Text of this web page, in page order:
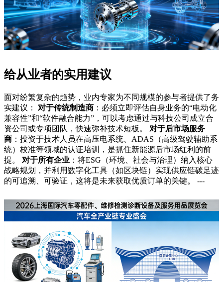
给从业者的实用建议
面对纷繁复杂的趋势，业内专家为不同规模的参与者提供了务
实建议： 对于传统制造商 ：必须立即评估自身业务的“电动化
兼容性”和“软件融合能力”，可以考虑通过与科技公司成立合
资公司或专项团队，快速弥补技术短板。 对于后市场服务
商 ：投资于技术人员在高压电系统、ADAS（高级驾驶辅助系
统）校准等领域的认证培训，是抓住新能源后市场红利的前
提。 对于所有企业 ：将ESG（环境、社会与治理）纳入核心
战略规划，并利用数字化工具（如区块链）实现供应链碳足迹
的可追溯、可验证，这将是未来获取优质订单的关键。 ---